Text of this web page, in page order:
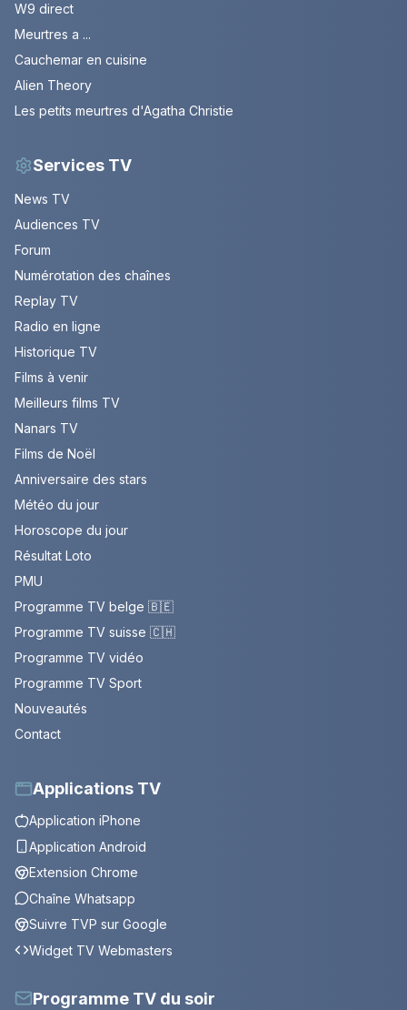
W9 direct
Meurtres a ...
Cauchemar en cuisine
Alien Theory
Les petits meurtres d'Agatha Christie
Services TV
News TV
Audiences TV
Forum
Numérotation des chaînes
Replay TV
Radio en ligne
Historique TV
Films à venir
Meilleurs films TV
Nanars TV
Films de Noël
Anniversaire des stars
Météo du jour
Horoscope du jour
Résultat Loto
PMU
Programme TV belge 🇧🇪
Programme TV suisse 🇨🇭
Programme TV vidéo
Programme TV Sport
Nouveautés
Contact
Applications TV
Application iPhone
Application Android
Extension Chrome
Chaîne Whatsapp
Suivre TVP sur Google
Widget TV Webmasters
Programme TV du soir